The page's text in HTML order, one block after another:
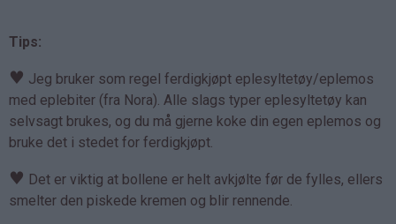
Tips:
♥ Jeg bruker som regel ferdigkjøpt eplesyltetøy/eplemos
med eplebiter (fra Nora). Alle slags typer eplesyltetøy kan
selvsagt brukes, og du må gjerne koke din egen eplemos og
bruke det i stedet for ferdigkjøpt.
♥ Det er viktig at bollene er helt avkjølte før de fylles, ellers
smelter den piskede kremen og blir rennende.